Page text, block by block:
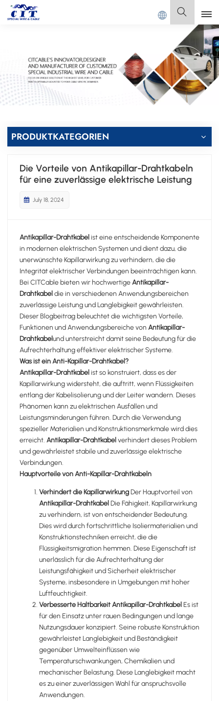
CIT SPECIAL CABLE Co., Ltd. Deutsch
English
Français
Italiano
Español
PRODUKTKATEGORIEN
Die Vorteile von Antikapillar-Drahtkabeln
für eine zuverlässige elektrische Leistung
July 18, 2024
Antikapillar-Drahtkabel ist eine entscheidende Komponente
in modernen elektrischen Systemen und dient dazu, die
unerwünschte Kapillarwirkung zu verhindern, die die
Integrität elektrischer Verbindungen beeinträchtigen kann.
Bei CITCable bieten wir hochwertigeAntikapillar-
Drahtkabel die in verschiedenen Anwendungsbereichen
zuverlässige Leistung und Langlebigkeit gewährleisten.
Dieser Blogbeitrag beleuchtet die wichtigsten Vorteile,
Funktionen und Anwendungsbereiche von Antikapillar-
Drahtkabelund unterstreicht damit seine Bedeutung für die
Aufrechterhaltung effektiver elektrischer Systeme.
Was ist ein Anti-Kapillar-Drahtkabel?
Antikapillar-Drahtkabel ist so konstruiert, dass es der
Kapillarwirkung widersteht, die auftritt, wenn Flüssigkeiten
entlang der Kabelisolierung und der Leiter wandern. Dieses
Phänomen kann zu elektrischen Ausfällen und
Leistungsminderungen führen. Durch die Verwendung
spezieller Materialien und Konstruktionsmerkmale wird dies
erreicht. Antikapillar-Drahtkabel verhindert dieses Problem
und gewährleistet stabile und zuverlässige elektrische
Verbindungen.
Hauptvorteile von Anti-Kapillar-Drahtkabeln
Verhindert die KapillarwirkungDer Hauptvorteil von
Antikapillar-Drahtkabel Die Fähigkeit, Kapillarwirkung
zu verhindern, ist von entscheidender Bedeutung.
Dies wird durch fortschrittliche Isoliermaterialien und
Konstruktionstechniken erreicht, die die
Flüssigkeitsmigration hemmen. Diese Eigenschaft ist
unerlässlich für die Aufrechterhaltung der
Leistungsfähigkeit und Sicherheit elektrischer
Systeme, insbesondere in Umgebungen mit hoher
Luftfeuchtigkeit.
Verbesserte HaltbarkeitAntikapillar-Drahtkabel Es ist
für den Einsatz unter rauen Bedingungen und lange
Nutzungsdauer konzipiert. Seine robuste Konstruktion
gewährleistet Langlebigkeit und Beständigkeit
gegenüber Umwelteinflüssen wie
Temperaturschwankungen, Chemikalien und
mechanischer Belastung. Diese Langlebigkeit macht
es zu einer zuverlässigen Wahl für anspruchsvolle
Anwendungen.